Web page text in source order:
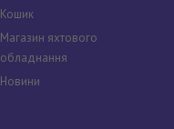
Кошик
Магазин яхтового
обладнання
Новини